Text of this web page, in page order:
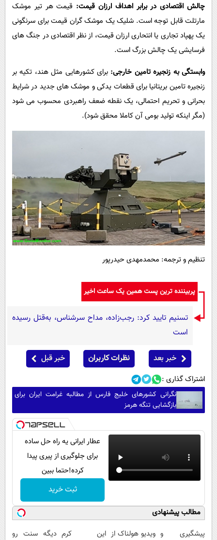
چالش اقتصادی در برابر اهداف ارزان قیمت: قیمت هر تیر موشک
مارتلت قابل توجه است. شلیک یک موشک گران قیمت برای سرنگونی
یک پهپاد تجاری یا انتحاری ارزان قیمت، از نظر اقتصادی در جنگ های
فرسایشی یک چالش بزرگ است.
وابستگی به زنجیره تامین خارجی: برای کشورهایی مثل هند، تکیه بر
زنجیره تامین بریتانیا برای قطعات یدکی و موشک های جدید در شرایط
بحرانی و تحریم احتمالی، یک نقطه ضعف راهبردی محسوب می شود
(مگر اینکه تولید بومی آن کاملا محقق شود).
تنظیم و ترجمه: محمدمهدی حیدرپور
پربیننده ترین پست همین یک ساعت اخیر
تسنیم تایید کرد: رجب‌زاده، مداح سرشناس، به‌قتل رسیده
است
خبر بعد نظرات کاربران خبر قبل
اشتراک گذاری :
نگرانی کشورهای خلیج فارس از مطالبه غرامت ایران برای
بازگشایی تنگه هرمز
عطار ایرانی یه راه حل ساده
برای جلوگیری از پیری پیدا
کرده!حتما ببین
ثبت خرید
مطالب پیشنهادی
پیشگیری و ویدیو هولناک از این کرم دیگه سنت رو